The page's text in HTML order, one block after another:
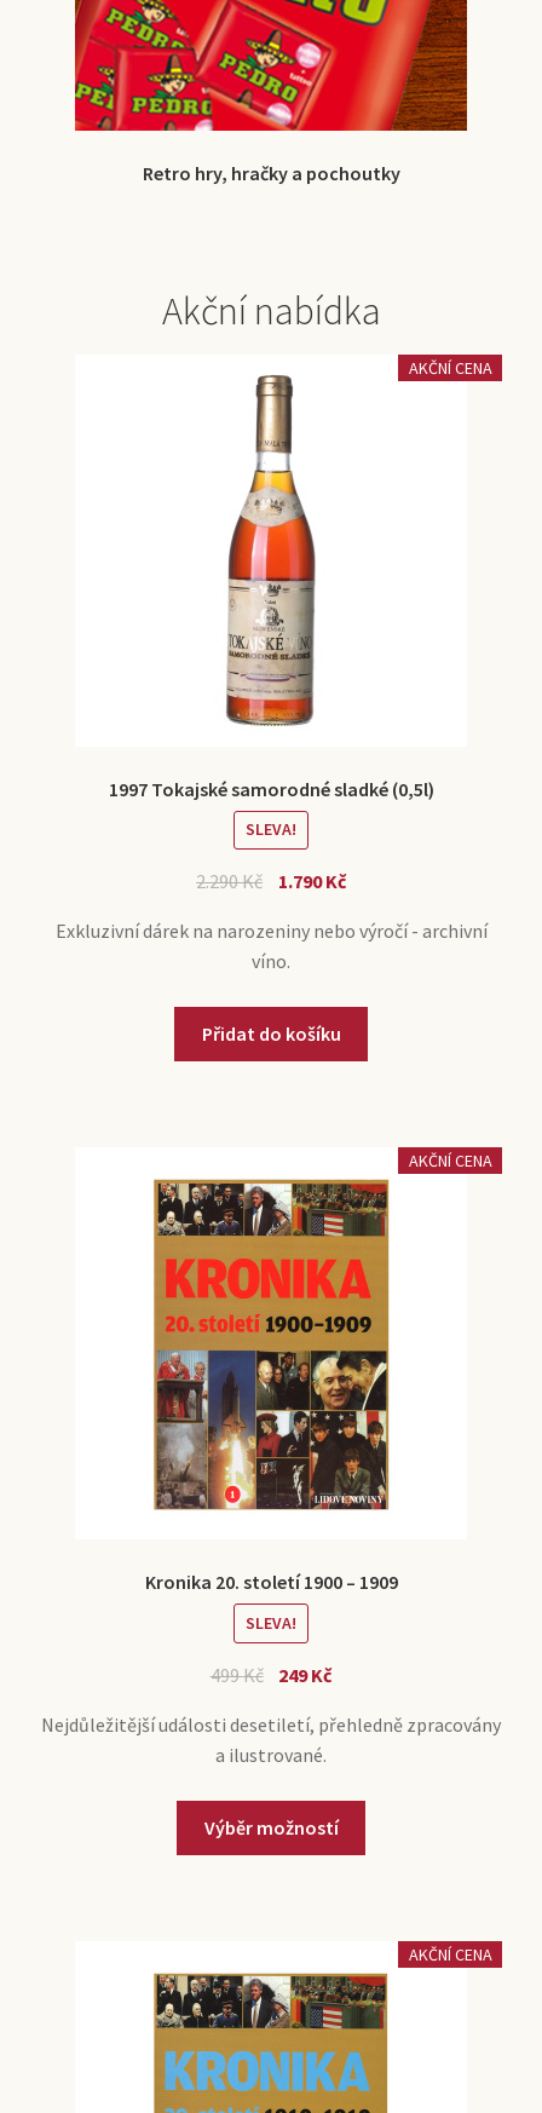
Retro hry, hračky a pochoutky
Akční nabídka
AKČNÍ CENA
1997 Tokajské samorodné sladké (0,5l)
SLEVA!
2.290Kč 1.790Kč
Exkluzivní dárek na narozeniny nebo výročí - archivní
víno.
Přidat do košíku
AKČNÍ CENA
Kronika 20. století 1900 – 1909
SLEVA!
499Kč 249Kč
Nejdůležitější události desetiletí, přehledně zpracovány
a ilustrované.
Výběr možností
AKČNÍ CENA